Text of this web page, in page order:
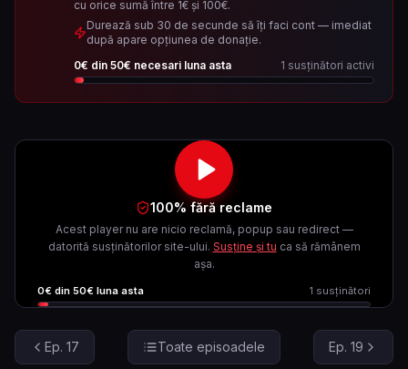
cu orice sumă între 1€ și 100€.
Durează sub 30 de secunde să îți faci cont — imediat
după apare opțiunea de donație.
0€ din 50€ necesari luna asta 1 susținători activi
100% fără reclame
Acest player nu are nicio reclamă, popup sau redirect —
datorită susținătorilor site-ului. Susține și tu ca să rămânem
așa.
0€ din 50€ luna asta 1 susținători
Ep. 17 Toate episoadele Ep. 19